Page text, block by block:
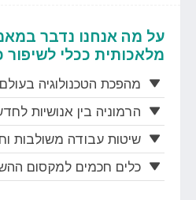
על מה אנחנו נדבר
מלאכותית ככלי לשיפור
מהפכת הטכנולוגיה
הרמוניה בין אנושיות
שיטות עבודה משולבות
כלים חכמים למקסום